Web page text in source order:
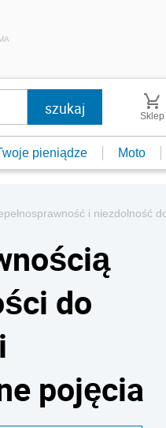
Sklep
pieniądze Moto
i niezdolność
do
pojęcia